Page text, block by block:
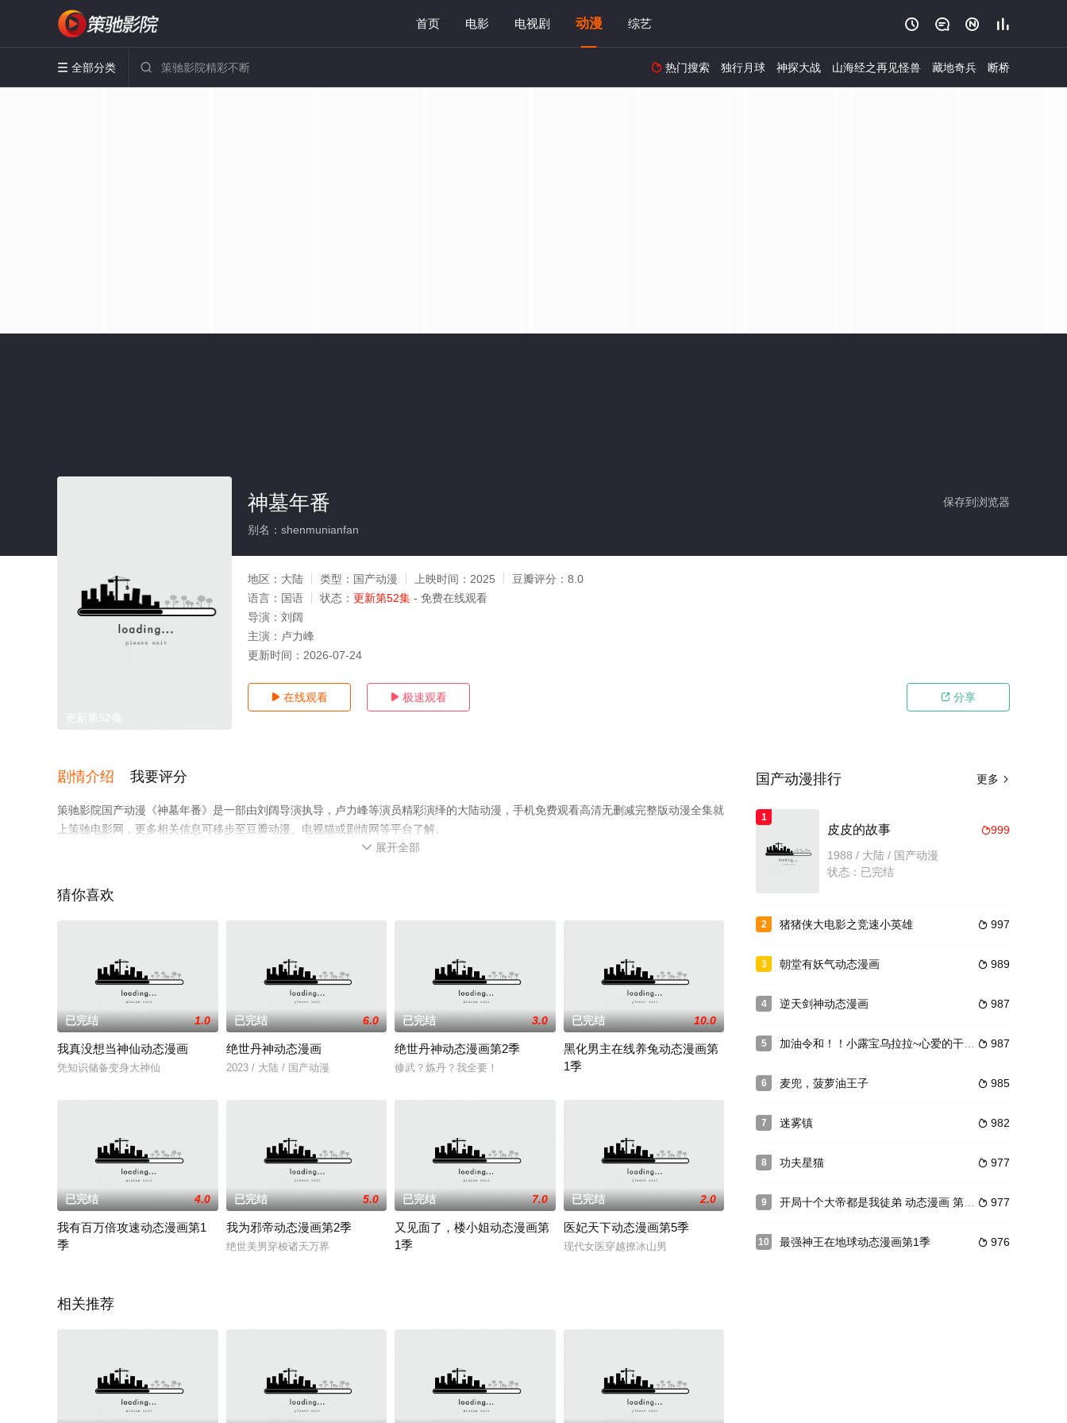
首页 电影 电视剧 动漫 综艺    
 全部分类   热门搜索 独行月球 神探大战 山海经之再见怪兽 藏地奇兵 断桥
保存到浏览器
神墓年番
别名：shenmunianfan
地区： 大陆 类型： 国产动漫 上映时间： 2025 豆瓣评分： 8.0
语言： 国语 状态： 更新第52集 - 免费在线观看
导演： 刘阔
主演： 卢力峰
更新时间： 2026-07-24
 在线观看  极速观看  分享
剧情介绍 我要评分
策驰影院国产动漫《神墓年番》是一部由刘阔导演执导，卢力峰等演员精彩演绎的大陆动漫，手机免费观看高清无删减完整版动漫全集就
上策驰电影网，更多相关信息可移步至豆瓣动漫、电视猫或剧情网等平台了解。
 展开全部
猜你喜欢
已完结 1.0
我真没想当神仙动态漫画
凭知识储备变身大神仙
已完结 6.0
绝世丹神动态漫画
2023 / 大陆 / 国产动漫
已完结 3.0
绝世丹神动态漫画第2季
修武？炼丹？我全要！
已完结 10.0
黑化男主在线养兔动态漫画第
1季
已完结 4.0
我有百万倍攻速动态漫画第1
季
已完结 5.0
我为邪帝动态漫画第2季
绝世美男穿梭诸天万界
已完结 7.0
又见面了，楼小姐动态漫画第
1季
已完结 2.0
医妃天下动态漫画第5季
现代女医穿越撩冰山男
相关推荐
更多 
国产动漫排行
1
999
皮皮的故事
1988 / 大陆 / 国产动漫
状态：已完结
2  997
猪猪侠大电影之竞速小英雄
3  989
朝堂有妖气动态漫画
4  987
逆天剑神动态漫画
5  987
加油令和！！小露宝乌拉拉~心爱的干拌担担面
6  985
麦兜，菠萝油王子
7  982
迷雾镇
8  977
功夫星猫
9  977
开局十个大帝都是我徒弟 动态漫画 第2季
10  976
最强神王在地球动态漫画第1季